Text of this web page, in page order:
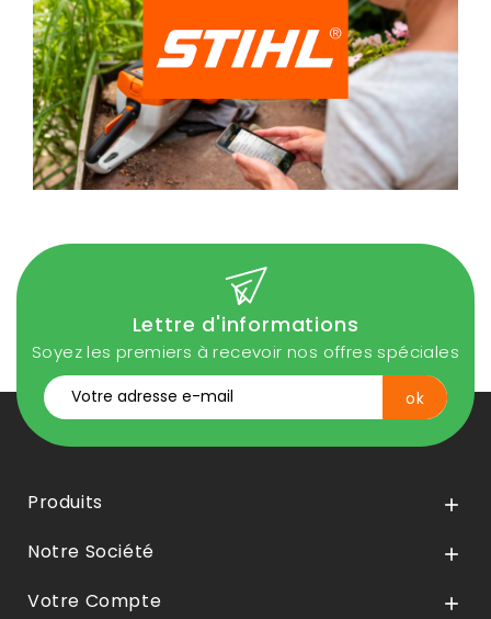
Lettre d'informations
Soyez les premiers à recevoir nos offres spéciales
Produits 
Notre Société 
Votre Compte 